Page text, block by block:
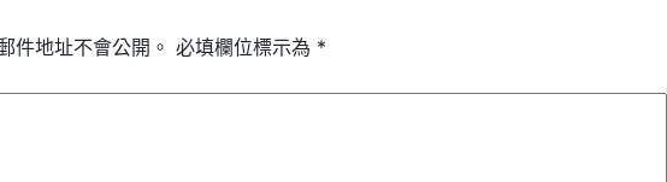
件地址不會公開。 必填欄位標示為 *